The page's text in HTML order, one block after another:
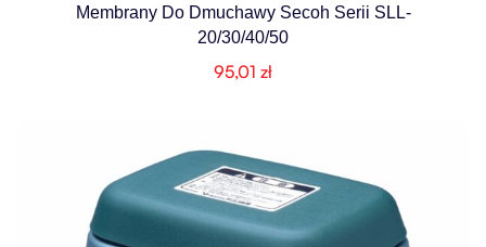
Membrany Do Dmuchawy Secoh Serii SLL-
20/30/40/50
95,01 zł